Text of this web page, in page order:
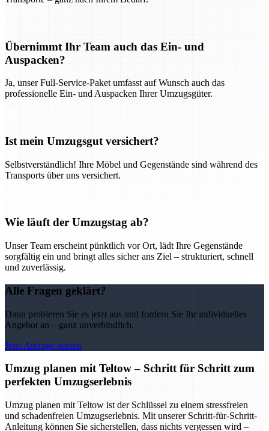
Übernimmt Ihr Team auch das Ein- und
Auspacken?
Ja, unser Full-Service-Paket umfasst auf Wunsch auch das
professionelle Ein- und Auspacken Ihrer Umzugsgüter.
Ist mein Umzugsgut versichert?
Selbstverständlich! Ihre Möbel und Gegenstände sind während des
Transports über uns versichert.
Wie läuft der Umzugstag ab?
Unser Team erscheint pünktlich vor Ort, lädt Ihre Gegenstände
sorgfältig ein und bringt alles sicher ans Ziel – strukturiert, schnell
und zuverlässig.
Alle Fragen geklärt?
Dann probieren Sie es jetzt aus und fordern Sie Ihr individuelles
Angebot an – ganz unverbindlich.
Jetzt Anfrage starten
Umzug planen mit Teltow – Schritt für Schritt zum
perfekten Umzugserlebnis
Umzug planen mit Teltow ist der Schlüssel zu einem stressfreien
und schadenfreien Umzugserlebnis. Mit unserer Schritt-für-Schritt-
Anleitung können Sie sicherstellen, dass nichts vergessen wird –